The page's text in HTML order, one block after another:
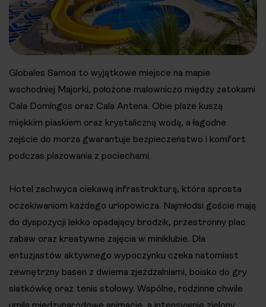
Globales Samoa to wyjątkowe miejsce na mapie
wschodniej Majorki, położone malowniczo między zatokami
Cala Domingos oraz Cala Antena. Obie plaże kuszą
miękkim piaskiem oraz krystaliczną wodą, a łagodne
zejście do morza gwarantuje bezpieczeństwo i komfort
podczas plażowania z pociechami.
Hotel zachwyca ciekawą infrastrukturą, która sprosta
oczekiwaniom każdego urlopowicza. Najmłodsi goście mają
do dyspozycji lekko opadający brodzik, przestronny plac
zabaw oraz kreatywne zajęcia w miniklubie. Dla
entuzjastów aktywnego wypoczynku czeka natomiast
zewnętrzny basen z dwiema zjeżdżalniami, boisko do gry
siatkówkę oraz tenis stołowy. Wspólne, rodzinne chwile